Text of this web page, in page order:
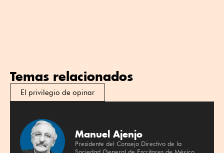
Temas relacionados
El privilegio de opinar
Manuel Ajenjo
Presidente del Consejo Directivo de la